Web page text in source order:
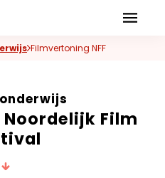
Filmvertoning NFF
Film